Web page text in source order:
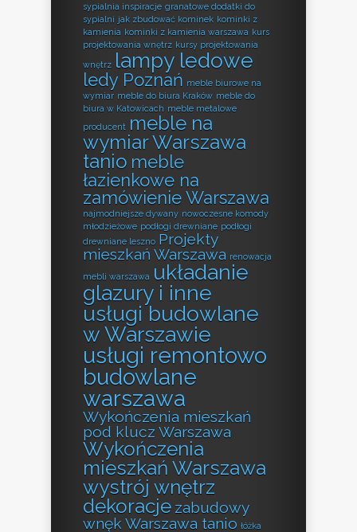
sypialnia inspiracje granatowe dodatki do
sypialni jak zbudować kominek kominki z
kamienia kominki z kamienia warszawa kurs
projektowania wnętrz kursy projektowania
wnętrz lampy ledowe
ledy Poznań meble biurowe na
wymiar meble do biura Kraków meble do
biura w Katowicach meble metalowe
producent meble na
wymiar Warszawa
tanio meble
łazienkowe na
zamówienie Warszawa
najmodniejsze dywany nowoczesne komody
młodzieżowe podłogi drewniane podłogi
drewniane leszno Projekty
mieszkań Warszawa renowacja
mebli warszawa układanie
glazury i inne
usługi budowlane
w Warszawie
usługi remontowo
budowlane
warszawa
Wykończenia mieszkań
pod klucz Warszawa
Wykończenia
mieszkań Warszawa
wystrój wnętrz
dekoracje zabudowy
wnęk Warszawa tanio łóżka